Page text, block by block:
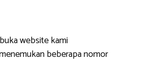
website kami
beberapa nomor